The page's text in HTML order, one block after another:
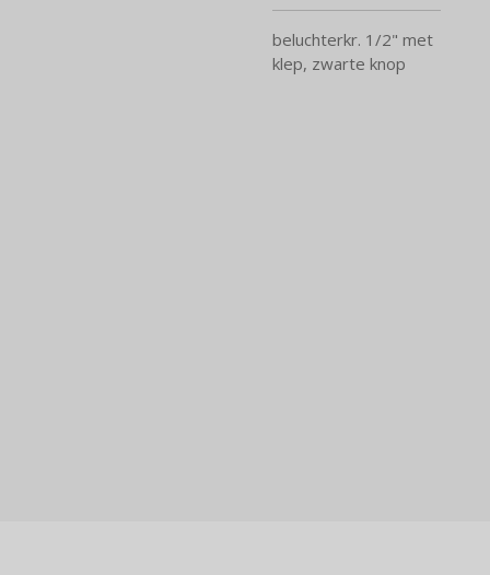
beluchterkr. 1/2" met
klep, zwarte knop